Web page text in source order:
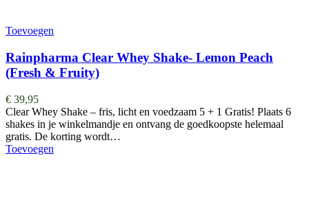
Toevoegen
Rainpharma Clear Whey Shake- Lemon Peach
(Fresh & Fruity)
€ 39,95
Clear Whey Shake – fris, licht en voedzaam 5 + 1 Gratis! Plaats 6
shakes in je winkelmandje en ontvang de goedkoopste helemaal
gratis. De korting wordt…
Toevoegen